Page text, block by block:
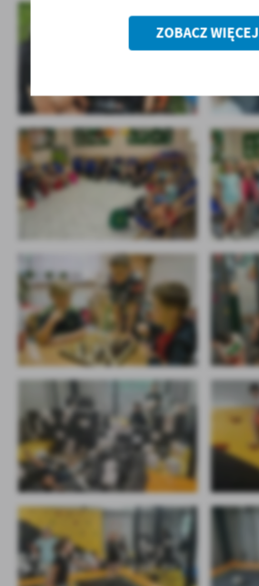
ZOBACZ WIĘCEJ